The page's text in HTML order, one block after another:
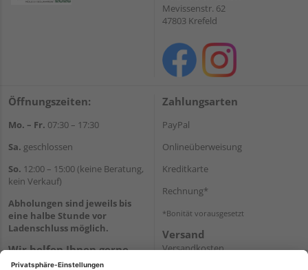
Mevissenstr. 62
47803 Krefeld
Öffnungszeiten:
Mo. – Fr. 07:30 – 17:30
Sa. geschlossen
So. 12:00 – 15:00 (keine Beratung,
kein Verkauf)
Abholungen sind jeweils bis
eine halbe Stunde vor
Ladenschluss möglich.
Wir helfen Ihnen gerne
weiter
Zahlungsarten
PayPal
Onlineüberweisung
Kreditkarte
Rechnung*
*Bonität vorausgesetzt
Versand
Versandkosten